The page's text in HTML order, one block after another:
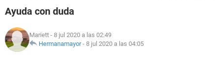
FAMILIA
NUTRICIÓN
Ayuda con duda
Mariett - 8 jul 2020 a las 02:49
Hermanamayor- 8 jul 2020 a las 04:05